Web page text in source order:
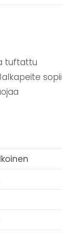
tuftattu
sopii